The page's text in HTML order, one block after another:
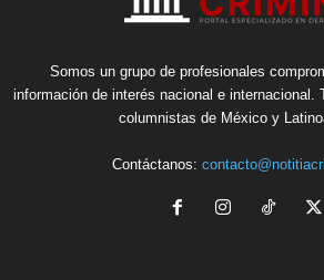
Somos un grupo de profesionales
información de interés nacional e internacional.
columnistas de México y
Contáctanos: